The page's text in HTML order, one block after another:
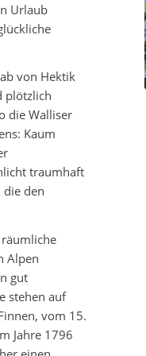
Urlaub
von Hektik
plötzlich
die Walliser
Kaum
traumhaft
die den
Alpen
gut
stehen auf
vom 15.
Jahre 1796